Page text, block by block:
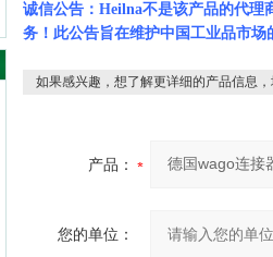
诚信公告：Heilna不是该产品的代理
务！此公告旨在维护中国工业品市场
如果感兴趣，想了解更详细的产品信息，
产品：
您的单位：